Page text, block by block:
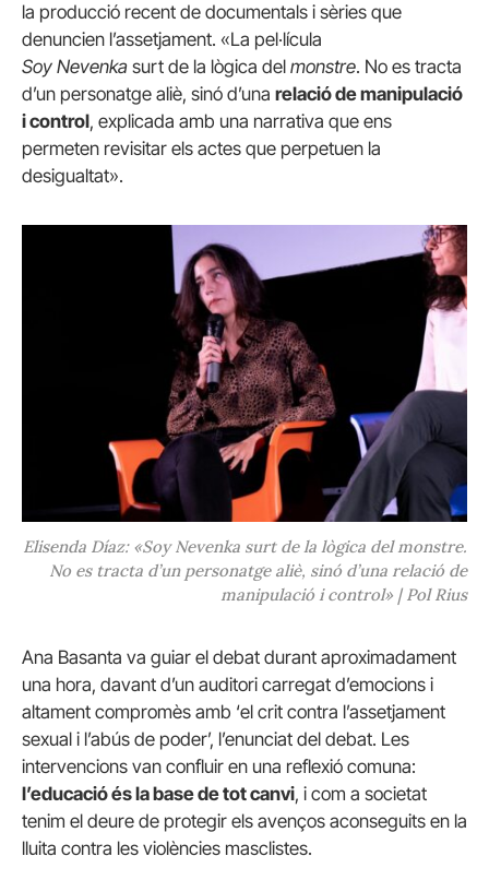
la producció recent de documentals i sèries que
denuncien l’assetjament. «La pel·lícula
Soy Nevenka surt de la lògica del monstre. No es tracta
d’un personatge aliè, sinó d’una relació de manipulació
i control, explicada amb una narrativa que ens
permeten revisitar els actes que perpetuen la
desigualtat».
Elisenda Díaz: «Soy Nevenka surt de la lògica del monstre.
No es tracta d’un personatge aliè, sinó d’una relació de
manipulació i control» | Pol Rius
Ana Basanta va guiar el debat durant aproximadament
una hora, davant d’un auditori carregat d’emocions i
altament compromès amb ‘el crit contra l’assetjament
sexual i l’abús de poder’, l’enunciat del debat. Les
intervencions van confluir en una reflexió comuna:
l’educació és la base de tot canvi, i com a societat
tenim el deure de protegir els avenços aconseguits en la
lluita contra les violències masclistes.